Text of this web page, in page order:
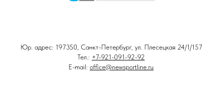
Юр. адрес: 197350, Санкт-Петербург, ул. Плесецкая 24/1/157
Тел.: +7-921-091-92-92
E-mail: office@newsportline.ru